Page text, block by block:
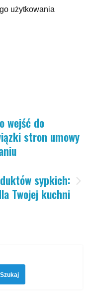
użytkowania
wejść do
stron umowy
sypkich:
Twojej kuchni
Szukaj